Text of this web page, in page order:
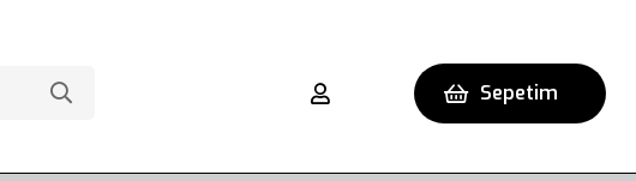
Sepetim